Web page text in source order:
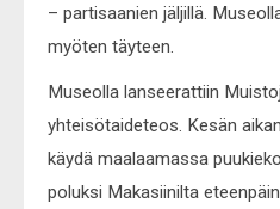
– partisaanien jäljillä.
myöten täyteen.
Museolla lanseerattiin
yhteisötaideteos. Kesän
käydä maalaamassa
poluksi Makasiinilta